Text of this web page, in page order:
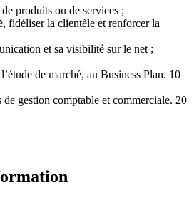
produits ou de services ;
fidéliser la clientèle et renforcer la
et sa visibilité sur le net ;
de marché, au Business Plan. 10
gestion comptable et commerciale. 20